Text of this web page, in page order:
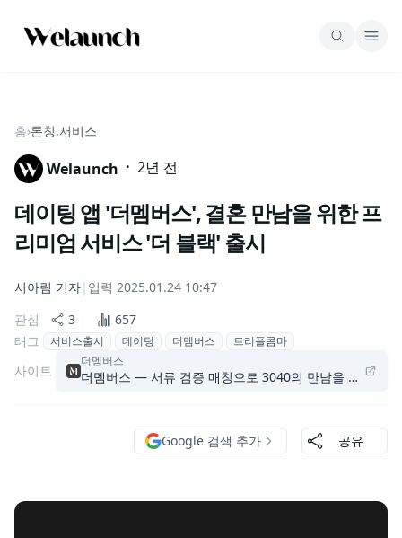
홈›론칭,서비스
Welaunch · 2년 전
데이팅 앱 '더멤버스', 결혼 만남을 위한 프
리미엄 서비스 '더 블랙' 출시
서아림 기자| 입력 2025.01.24 10:47
관심
3
657
태그
서비스출시 데이팅 더멤버스 트리플콤마
사이트
더멤버스
더멤버스 — 서류 검증 매칭으로 3040의 만남을 더 안전
Google 검색 추가 공유